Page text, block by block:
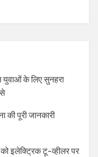
के लिए सुनहरा
की पूरी जानकारी
इलेक्ट्रिक टू-व्हीलर पर